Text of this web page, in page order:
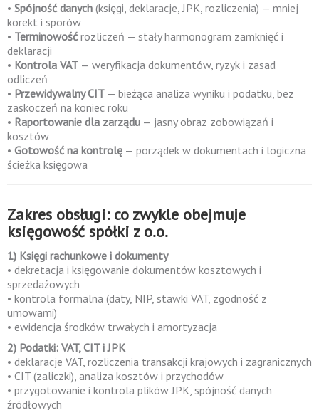
• Spójność danych (księgi, deklaracje, JPK, rozliczenia) — mniej
korekt i sporów
• Terminowość rozliczeń — stały harmonogram zamknięć i
deklaracji
• Kontrola VAT — weryfikacja dokumentów, ryzyk i zasad
odliczeń
• Przewidywalny CIT — bieżąca analiza wyniku i podatku, bez
zaskoczeń na koniec roku
• Raportowanie dla zarządu — jasny obraz zobowiązań i
kosztów
• Gotowość na kontrolę — porządek w dokumentach i logiczna
ścieżka księgowa
Zakres obsługi: co zwykle obejmuje
księgowość spółki z o.o.
1) Księgi rachunkowe i dokumenty
• dekretacja i księgowanie dokumentów kosztowych i
sprzedażowych
• kontrola formalna (daty, NIP, stawki VAT, zgodność z
umowami)
• ewidencja środków trwałych i amortyzacja
2) Podatki: VAT, CIT i JPK
• deklaracje VAT, rozliczenia transakcji krajowych i zagranicznych
• CIT (zaliczki), analiza kosztów i przychodów
• przygotowanie i kontrola plików JPK, spójność danych
źródłowych